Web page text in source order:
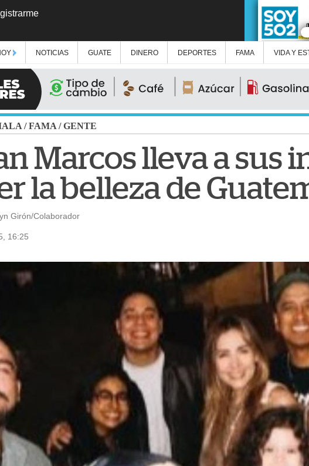
NOTICIAS GUATE DINERO DEPORTES FAMA VIDA Y
/FAMA /GENTE
Marcos lleva a sus
la belleza de
Girón/Colaborador
16:25